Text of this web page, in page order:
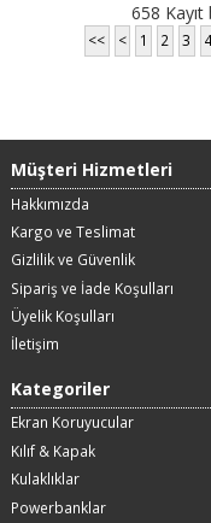
658
<< < 1 2 3 4
Müşteri Hizmetleri
Hakkımızda
Kargo ve Teslimat
Gizlilik ve Güvenlik
Sipariş ve İade Koşulları
Üyelik Koşulları
İletişim
Kategoriler
Ekran Koruyucular
Kılıf & Kapak
Kulaklıklar
Powerbanklar